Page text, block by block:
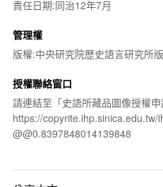
責任日期:同治12年7月
管理權
版權:中央研究院歷史語言研究所
授權聯絡窗口
請連結至「史語所藏品圖像授權
https://copyrite.ihp.sinica.edu.tw/
@@0.8397848014139848